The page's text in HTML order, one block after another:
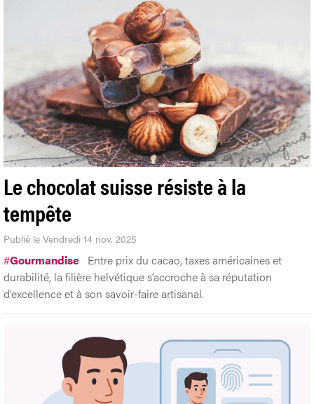
Le chocolat suisse résiste à la
tempête
Publié le Vendredi 14 nov. 2025
#Gourmandise Entre prix du cacao, taxes américaines et
durabilité, la filière helvétique s’accroche à sa réputation
d’excellence et à son savoir-faire artisanal.